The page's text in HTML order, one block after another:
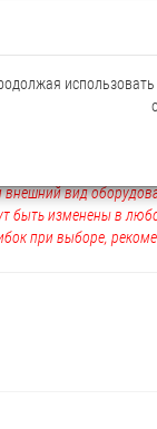
аналоговая
-50 °C ~ +60 °C
внешний вид
быть изменены в
при выборе,
использовать